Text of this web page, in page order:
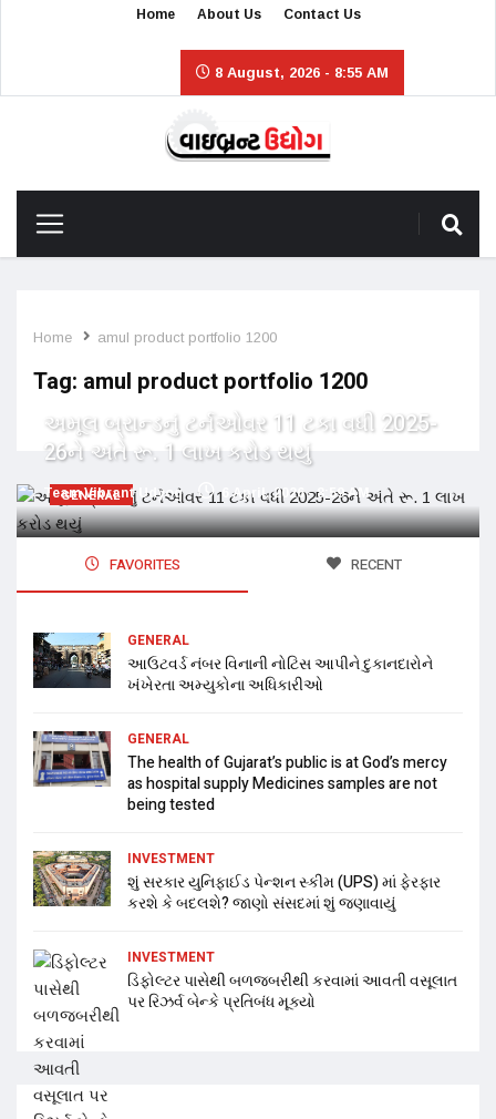
Home About Us Contact Us
8 August, 2026 - 8:55 AM
Home amul product portfolio 1200
Tag: amul product portfolio 1200
GENERAL
અમૂલ બ્રાન્ડનું ટર્નઓવર 11 ટકા વધી 2025-
26ને અંતે રૂ. 1 લાખ કરોડ થયું
Team Vibrant Udyog 6 April, 2026 - 8:59 AM
FAVORITES RECENT
GENERAL
આઉટવર્ડ નંબર વિનાની નોટિસ આપીને દુકાનદારોને
ખંખેરતા અમ્યુકોના અધિકારીઓ
GENERAL
The health of Gujarat’s public is at God’s mercy
as hospital supply Medicines samples are not
being tested
INVESTMENT
શું સરકાર યુનિફાઈડ પેન્શન સ્કીમ (UPS) માં ફેરફાર
કરશે કે બદલશે? જાણો સંસદમાં શું જણાવાયું
INVESTMENT
ડિફોલ્ટર પાસેથી બળજબરીથી કરવામાં આવતી વસૂલાત
પર રિઝર્વ બેન્કે પ્રતિબંધ મૂક્યો